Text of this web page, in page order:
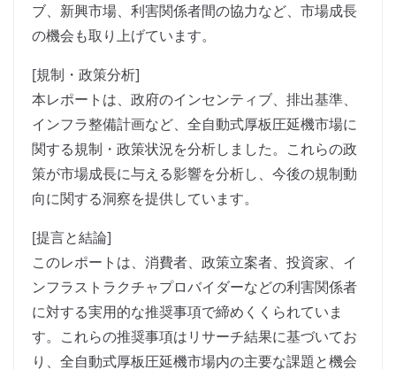
ブ、新興市場、利害関係者間の協力など、市場成長
の機会も取り上げています。
[規制・政策分析]
本レポートは、政府のインセンティブ、排出基準、
インフラ整備計画など、全自動式厚板圧延機市場に
関する規制・政策状況を分析しました。これらの政
策が市場成長に与える影響を分析し、今後の規制動
向に関する洞察を提供しています。
[提言と結論]
このレポートは、消費者、政策立案者、投資家、イ
ンフラストラクチャプロバイダーなどの利害関係者
に対する実用的な推奨事項で締めくくられていま
す。これらの推奨事項はリサーチ結果に基づいてお
り、全自動式厚板圧延機市場内の主要な課題と機会